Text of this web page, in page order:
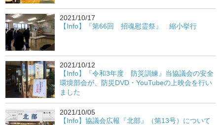
2021/10/17
【Info】『第66回 招魂慰霊祭』 縮小挙行
2021/10/12
【Info】『令和3年度 防災訓練』当協議会の安全
環境部会が、防災DVD・YouTubeの上映会を行い
ました
2021/10/05
【Info】協議会広報『北部』（第13号）について